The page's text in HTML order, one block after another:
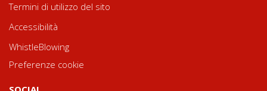
Termini di utilizzo del sito
Accessibilità
WhistleBlowing
Preferenze cookie